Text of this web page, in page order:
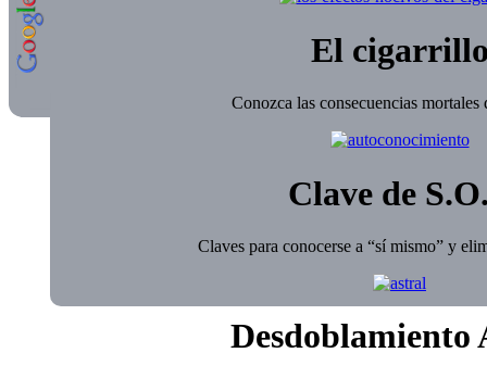
El
Conozca las consecuencias mortales
Clave de
Claves para conocerse a “sí mismo” y
Desdoblamiento